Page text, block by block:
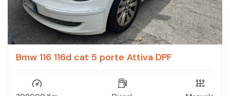
Bmw 116 116d cat 5 porte Attiva DPF